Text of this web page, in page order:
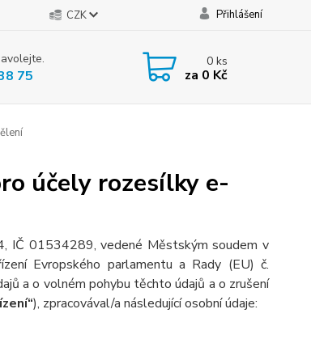
CZK Přihlášení
75
0ks
za 0 Kč
účely rozesílky e-
IČ 01534289, vedené Městským soudem v
Evropského parlamentu a Rady (EU) č.
a o volném pohybu těchto údajů a o zrušení
), zpracovával/a následující osobní údaje: